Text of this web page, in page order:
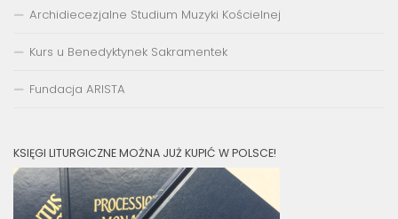
Archidiecezjalne Studium Muzyki Kościelnej
Kurs u Benedyktynek Sakramentek
Fundacja ARISTA
KSIĘGI LITURGICZNE MOŻNA JUŻ KUPIĆ W POLSCE!